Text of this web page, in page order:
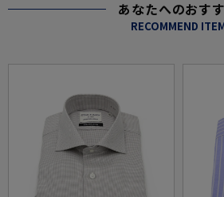
あなたへのおす
RECOMMEND